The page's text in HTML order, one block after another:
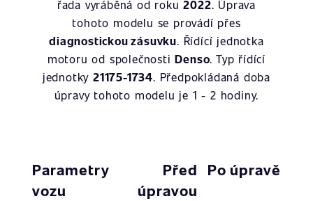
řada vyráběná od roku2022. Úprava
tohoto modelu se provádí přes
diagnostickou zásuvku. Řídící jednotka
motoru od společnostiDenso. Typ řídící
jednotky21175-1734. Předpokládaná doba
úpravy tohoto modelu je 1 - 2 hodiny.
Parametry
vozu
Před
úpravou
Po úpravě